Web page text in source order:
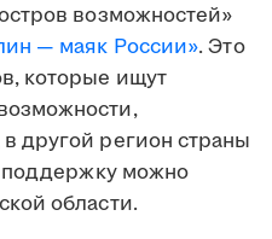
возможностей»
— маяк России». Это
которые ищут
другой регион страны
поддержку можно
области.